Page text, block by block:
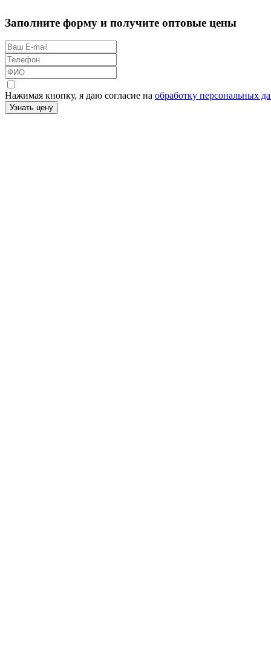
Заполните форму и получите оптовые цены
Нажимая кнопку, я даю согласие на обработку персональных
Узнать цену